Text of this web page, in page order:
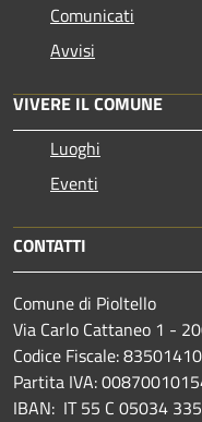
Comunicati
Avvisi
VIVERE IL COMUNE
Luoghi
Eventi
CONTATTI
Comune di Pioltello
Via Carlo Cattaneo 1 -
Codice Fiscale:
Partita IVA:
IBAN: IT 55 C 05034